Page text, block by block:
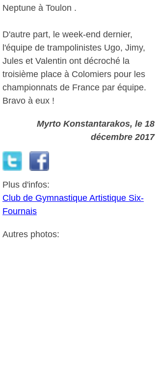
Neptune à Toulon .
D'autre part, le week-end dernier,
l'équipe de trampolinistes Ugo, Jimy,
Jules et Valentin ont décroché la
troisième place à Colomiers pour les
championnats de France par équipe.
Bravo à eux !
Myrto Konstantarakos, le 18
décembre 2017
Plus d'infos:
Club de Gymnastique Artistique Six-
Fournais
Autres photos: